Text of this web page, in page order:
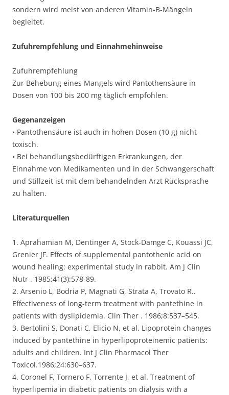
sondern wird meist von anderen Vitamin-B-Mängeln
begleitet.
Zufuhrempfehlung und Einnahmehinweise
Zufuhrempfehlung
Zur Behebung eines Mangels wird Pantothensäure in
Dosen von 100 bis 200 mg täglich empfohlen.
Gegenanzeigen
• Pantothensäure ist auch in hohen Dosen (10 g) nicht
toxisch.
• Bei behandlungsbedürftigen Erkrankungen, der
Einnahme von Medikamenten und in der Schwangerschaft
und Stillzeit ist mit dem behandelnden Arzt Rücksprache
zu halten.
Literaturquellen
1. Aprahamian M, Dentinger A, Stock-Damge C, Kouassi JC,
Grenier JF. Effects of supplemental pantothenic acid on
wound healing: experimental study in rabbit. Am J Clin
Nutr . 1985;41(3):578-89.
2. Arsenio L, Bodria P, Magnati G, Strata A, Trovato R..
Effectiveness of long-term treatment with pantethine in
patients with dyslipidemia. Clin Ther . 1986;8:537–545.
3. Bertolini S, Donati C, Elicio N, et al. Lipoprotein changes
induced by pantethine in hyperlipoproteinemic patients:
adults and children. Int J Clin Pharmacol Ther
Toxicol.1986;24:630–637.
4. Coronel F, Tornero F, Torrente J, et al. Treatment of
hyperlipemia in diabetic patients on dialysis with a